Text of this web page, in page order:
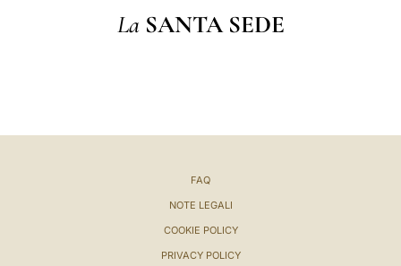
La SANTA SEDE
FAQ
NOTE LEGALI
COOKIE POLICY
PRIVACY POLICY